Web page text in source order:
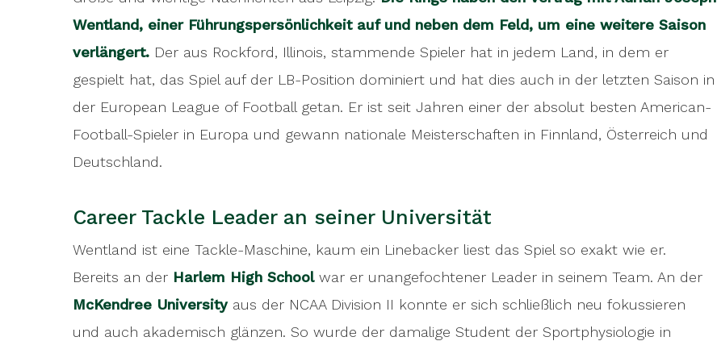
and continued to do so last season in the European League of Football. He has simply
been one of the absolute best American football players in Europe for years, winning
national championships in Finland, Austria and Germany.
Wentland, einer Führungspersönlichkeit auf und neben dem Feld, um eine weitere Saison
verlängert. Der aus Rockford, Illinois, stammende Spieler hat in jedem Land, in dem er
gespielt hat, das Spiel auf der LB-Position dominiert und hat dies auch in der letzten Saison in
der European League of Football getan. Er ist seit Jahren einer der absolut besten American-
Football-Spieler in Europa und gewann nationale Meisterschaften in Finnland, Österreich und
Deutschland.
Career Tackle Leader an seiner Universität
Wentland ist eine Tackle-Maschine, kaum ein Linebacker liest das Spiel so exakt wie er.
Bereits an der Harlem High Schoolwar er unangefochtener Leader in seinem Team. An der
McKendree Universityaus der NCAA Division II konnte er sich schließlich neu fokussieren
und auch akademisch glänzen. So wurde der damalige Student der Sportphysiologie in